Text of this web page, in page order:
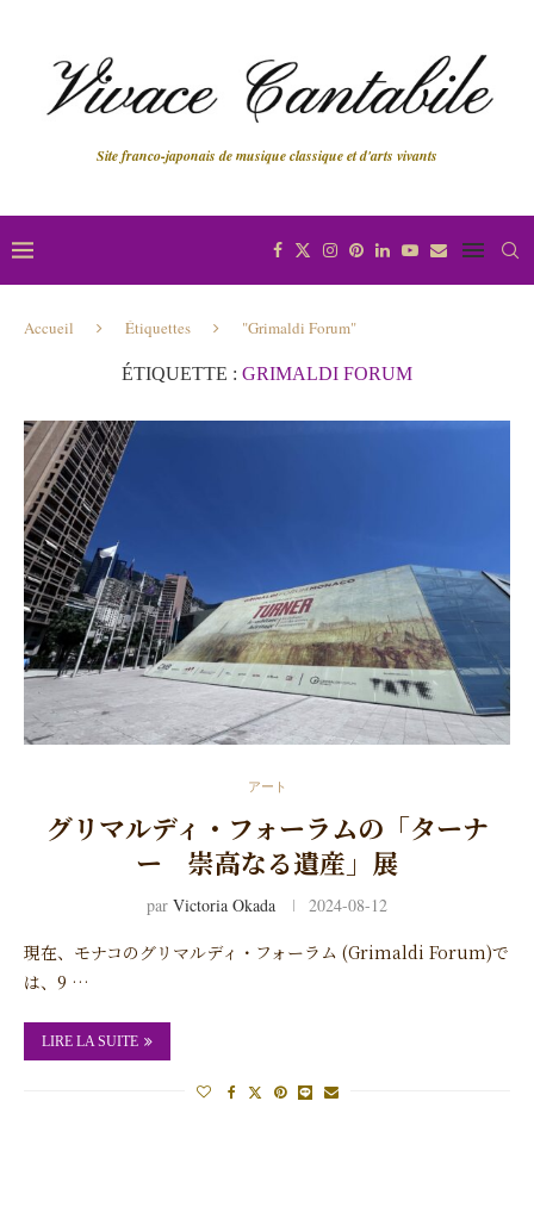
Site franco-japonais de musique classique et d'arts vivants
Accueil Étiquettes "Grimaldi Forum"
ÉTIQUETTE : GRIMALDI FORUM
アート
グリマルディ・フォーラムの「ターナ
ー 崇高なる遺産」展
par Victoria Okada 2024-08-12
現在、モナコのグリマルディ・フォーラム (Grimaldi Forum)で
は、9 …
LIRE LA SUITE